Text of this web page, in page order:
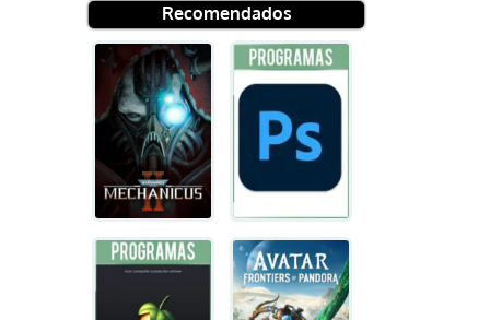
Recomendados